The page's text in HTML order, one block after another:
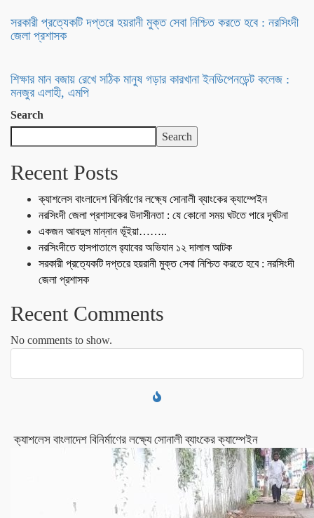
সরকারী প্রত্যেকটি দপ্তরে হয়রানী মুক্ত সেবা নিশ্চিত করতে হবে : নরসিংদী
জেলা প্রশাসক
শিক্ষার মান বজায় রেখে সঠিক মানুষ গড়ার কারখানা ইনডিপেনডেন্ট কলেজ :
মনজুর এলাহী, এমপি
Search
Search
Recent Posts
ক্যাশলেস বাংলাদেশ বিনির্মাণের লক্ষ্যে সোনালী ব্যাংকের ক্যাম্পেইন
নরসিংদী জেলা প্রশাসকের উদাসীনতা : যে কোনো সময় ঘটতে পারে দূর্ঘটনা
একজন আবদুল মান্নান ভূঁইয়া……..
নরসিংদীতে হাসপাতালে র‍্যাবের অভিযান ১২ দালাল আটক
সরকারী প্রত্যেকটি দপ্তরে হয়রানী মুক্ত সেবা নিশ্চিত করতে হবে : নরসিংদী
জেলা প্রশাসক
Recent Comments
No comments to show.
ক্যাশলেস বাংলাদেশ বিনির্মাণের লক্ষ্যে সোনালী ব্যাংকের ক্যাম্পেইন